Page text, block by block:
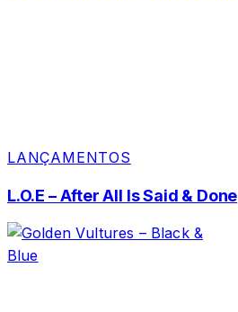
LANÇAMENTOS
L.O.E – After All Is Said & Done